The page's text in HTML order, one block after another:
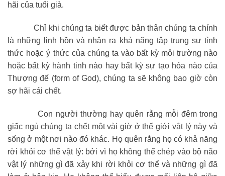
hãi của tuổi già.
Chỉ khi chúng ta biết được bản thân chúng ta chính
là những linh hồn và nhận ra khả năng tập trung sự tỉnh
thức hoặc ý thức của chúng ta vào bất kỳ môi trường nào
hoặc bất kỳ hành tinh nào hay bất kỳ sự tạo hóa nào của
Thượng đế (form of God), chúng ta sẽ không bao giờ còn
sợ hãi cái chết.
Con người thường hay quên rằng mỗi đêm trong
giấc ngủ chúng ta chết một vài giờ ở thế giới vật lý này và
sống ở một nơi nào đó khác. Họ quên rằng họ có khả năng
rời khỏi cơ thể vật lý: bởi vì họ không thể chép vào bộ não
vật lý những gì đã xảy khi rời khỏi cơ thể và những gì đã